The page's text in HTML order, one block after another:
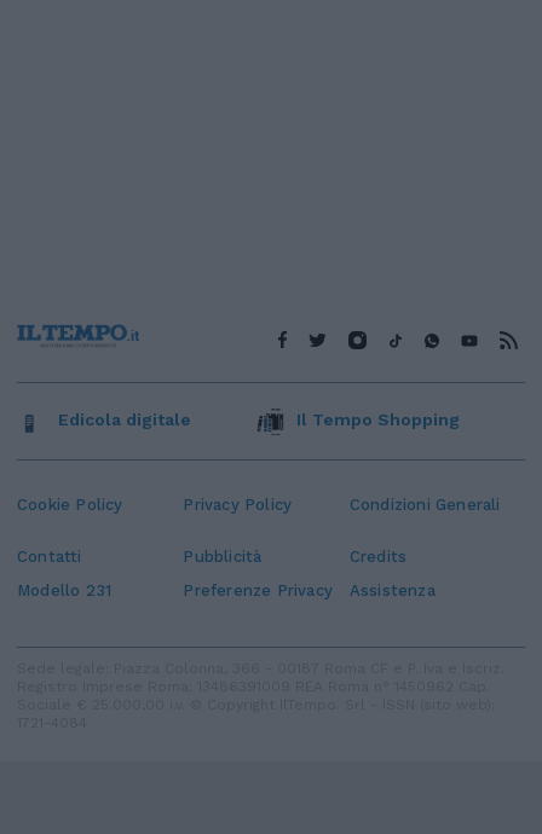
Cookie Policy Privacy Policy Condizioni Generali
Contatti Pubblicità
Credits
Modello 231
Preferenze Privacy Assistenza
Edicola digitale Il Tempo Shopping